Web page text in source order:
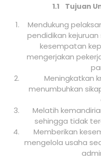
1.1 Tujuan
Mendukung
pendidikan
kesempatan
mengerjakan
Meningkatkan
menumbuhkan
Melatih
sehingga tidak
Memberikan
mengelola usaha